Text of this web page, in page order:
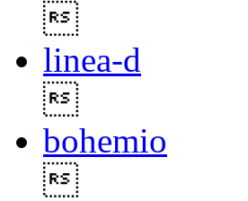
linea-d
bohemio